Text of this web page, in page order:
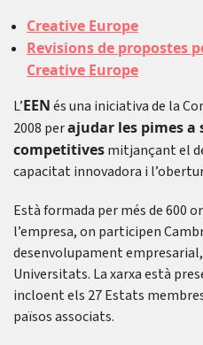
Creative Europe
Revisions de propostes
Creative Europe
L’EENés una iniciativa de la
2008 perajudar les pimes a
competitivesmitjançant el
capacitat innovadora i
Està formada per més de 600
l’empresa, on participen
desenvolupament
Universitats. La xarxa està
incloent els 27 Estats
països associats.